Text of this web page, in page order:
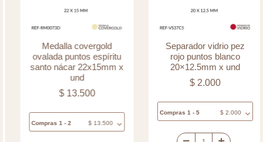
Medalla covergold
ovalada puntos espíritu
santo nácar 22x15mm x
und
13.500
Compras 1 - 2 13.500
Separador vidrio pez
rojo puntos blanco
20×12.5mm x und
2.000
Compras 1 - 5 2.000